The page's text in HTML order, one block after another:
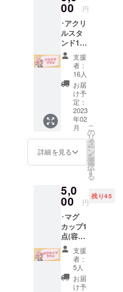
場合は
名前を
匿名と
してく
ださい
がとう
生配信
でお名
前を読
み上げ
※備考欄
にお名
前のご
記入を
してく
れた方
限定 ※
希望さ
れない
場合は
名前を
00 円
･アクリ
ルスタ
ンド1点
(13cm×
10cm予
定)(新規
描き下
ろしイ
ラスト)
･スマホ
&PC用
壁紙 ･プ
ロジェ
クト進
展の様
子を(活
にて) ･
クラ
ファン
プロ
ジェク
トあり
がとう
生配信
でお名
前を読
み上げ
支援
者：
16人
お届
け予
定：
2023
年02
月
詳細を見る
こ
の
リ
タ
ー
ン
を
選
択
す
る
5,0
00 円
残り45
･マグ
カップ1
点(容量
200ml)
(新規描
き下ろ
しイラ
スト) ･
支援
者：
5人
お届
け予